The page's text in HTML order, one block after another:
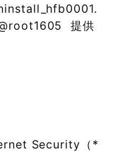
提供
Security（*